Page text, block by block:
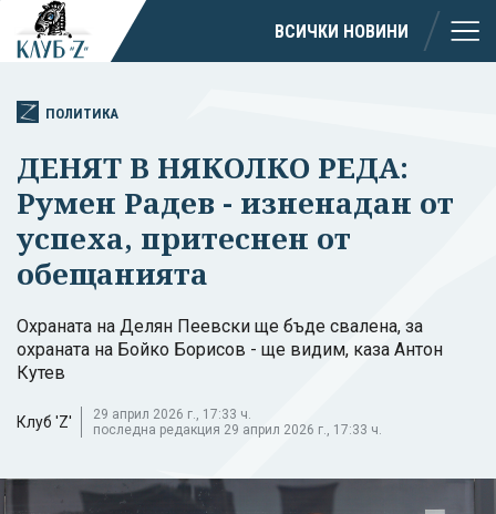
ВСИЧКИ НОВИНИ
ПОЛИТИКА
ДЕНЯТ В НЯКОЛКО РЕДА:
Румен Радев - изненадан от
успеха, притеснен от
обещанията
Охраната на Делян Пеевски ще бъде свалена, за
охраната на Бойко Борисов - ще видим, каза Антон
Кутев
Клуб 'Z'
29 април 2026 г., 17:33 ч.
последна редакция 29 април 2026 г., 17:33 ч.